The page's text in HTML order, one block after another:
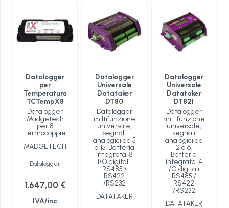
Datalogger
per
Temperatura
TCTempX8
Datalogger
Madgetech
per 8
termocoppie
MADGETECH
Datalogger
1.647,00 €
IVA/inc
Datalogger
Universale
Datataker
DT80
Datalogger
miltifunzione
universale,
segnali
analogici da 5
a 15. Batteria
integrata. 8
I/O digitali.
RS485 /
RS422
/RS232
DATATAKER
Datalogger
Universale
Datataker
DT82I
Datalogger
miltifunzione
universale,
segnali
analogici da
2 a 6.
Batteria
integrata. 4
I/O digitali.
RS485 /
RS422
/RS232
DATATAKER